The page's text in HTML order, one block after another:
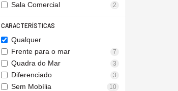
Sala Comercial 2
CARACTERÍSTICAS
Qualquer
Frente para o mar
7
Quadra do Mar 3
Diferenciado 3
Sem Mobília 10